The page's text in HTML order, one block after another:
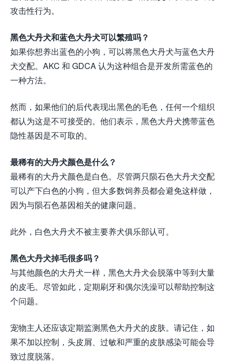
攻击性行为。
黑色大丹犬和蓝色大丹犬可以繁殖吗？
如果你想养出蓝色的小狗，可以将黑色大丹犬与蓝色大丹
犬交配。AKC 和 GDCA 认为这种组合是开发所需蓝色的
一种方法。
然而，如果他们的后代表现出黑色的毛色，任何一个组织
都认为这是不可接受的。他们表示，黑色大丹犬携带蓝色
隐性基因是不可取的。
最稀有的大丹犬颜色是什么？
最稀有的大丹犬颜色是白色。尽管两只陨石色大丹犬交配
可以产下白色的小狗，但大多数饲养员都会避免这样做，
因为与陨石色基因相关的健康问题。
此外，白色大丹犬不被主要养犬俱乐部认可。
黑色大丹犬掉毛很多吗？
与其他颜色的大丹犬一样，黑色大丹犬会脱落中等到大量
的皮毛。尽管如此，定期刷牙和偶尔洗澡可以帮助控制这
个问题。
宠物主人还应该定期监测黑色大丹犬的皮肤。请记住，如
果不加以控制，头皮屑、过敏和严重的皮肤感染可能会导
致过度脱落。